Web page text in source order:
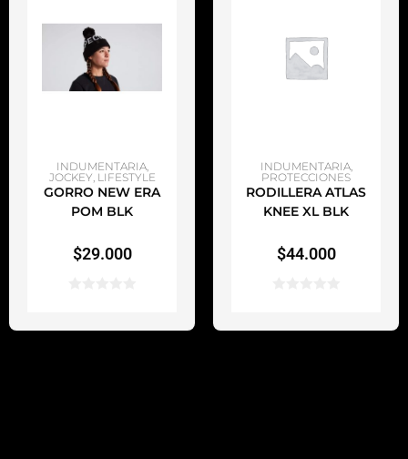
AÑADIR AL CARRITO
INDUMENTARIA,
JOCKEY LIFESTYLE
GORRO NEW ERA
POM BLK
$29.000
AÑADIR AL CARRITO
INDUMENTARIA,
PROTECCIONES
RODILLERA ATLAS
KNEE XL BLK
$44.000